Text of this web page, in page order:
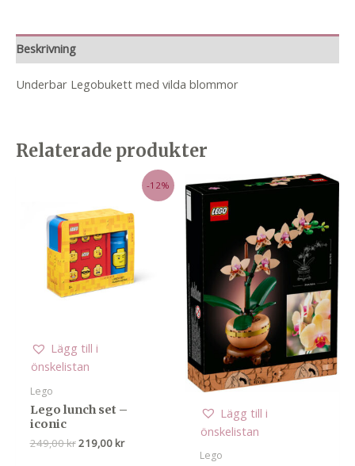
Beskrivning
Underbar Legobukett med vilda blommor
Relaterade produkter
-12%
Lägg till i
önskelistan
Lego
Lego lunch set –
iconic
249,00krDet
219,00 krDet
Lägg till i
önskelistan
Lego